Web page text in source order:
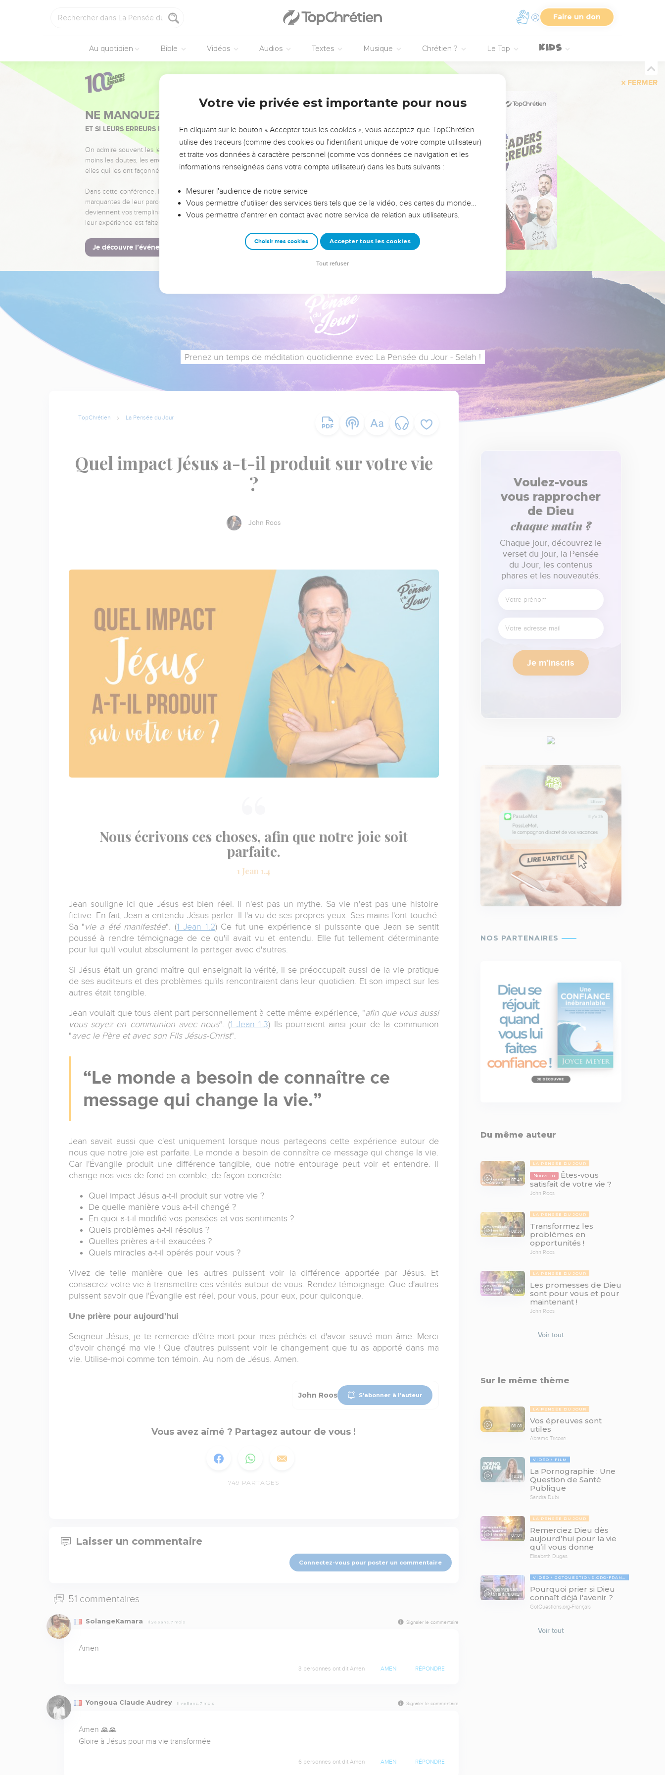
Faire un don
Au quotidien Bible Vidéos Audios Textes Musique Chrétien ? Le Top
FERMER
NE MANQUEZ PAS L’ÉVÉNEMENT DE L’ANNÉE !
ET SI LEURS ERREURS POUVAIENT VOUS ÉVITER LES VOTRES ?
On admire souvent les leaders pour leurs réussites, leur impact, leur foi ou leur vision. Mais on voit
moins les doutes, les erreurs et les saisons difficiles qu'ils ont traversés, alors même que ce sont
elles qui les ont façonnés.
Dans cette conférence, leaders, entrepreneurs, et responsables reviennent sur les erreurs
marquantes de leur parcours et les clés pour avancer avec plus de sagesse afin que leurs erreurs
deviennent vos tremplins. Que vous guidiez un ministère, une équipe, un groupe ou une famille,
leur expérience est faite pour vous.
Je découvre l’événement
Prenez un temps de méditation quotidienne avec La Pensée du Jour - Selah !
TopChrétien La Pensée du Jour
Quel impact Jésus a-t-il produit sur votre vie
?
John Roos
Nous écrivons ces choses, afin que notre joie soit
parfaite.
1 Jean 1.4
Jean souligne ici que Jésus est bien réel. Il n'est pas un mythe. Sa vie n'est pas une histoire
fictive. En fait, Jean a entendu Jésus parler. Il l'a vu de ses propres yeux. Ses mains l'ont touché.
Sa "vie a été manifestée". (1 Jean 1.2) Ce fut une expérience si puissante que Jean se sentit
poussé à rendre témoignage de ce qu'il avait vu et entendu. Elle fut tellement déterminante
pour lui qu'il voulut absolument la partager avec d'autres.
Si Jésus était un grand maître qui enseignait la vérité, il se préoccupait aussi de la vie pratique
de ses auditeurs et des problèmes qu'ils rencontraient dans leur quotidien. Et son impact sur les
autres était tangible.
Jean voulait que tous aient part personnellement à cette même expérience, "afin que vous aussi
vous soyez en communion avec nous". (1 Jean 1.3) Ils pourraient ainsi jouir de la communion
"avec le Père et avec son Fils Jésus-Christ".
Le monde a besoin de connaître ce
message qui change la vie.
Jean savait aussi que c'est uniquement lorsque nous partageons cette expérience autour de
nous que notre joie est parfaite. Le monde a besoin de connaître ce message qui change la vie.
Car l'Évangile produit une différence tangible, que notre entourage peut voir et entendre. Il
change nos vies de fond en comble, de façon concrète.
Quel impact Jésus a-t-il produit sur votre vie ?
De quelle manière vous a-t-il changé ?
En quoi a-t-il modifié vos pensées et vos sentiments ?
Quels problèmes a-t-il résolus ?
Quelles prières a-t-il exaucées ?
Quels miracles a-t-il opérés pour vous ?
Vivez de telle manière que les autres puissent voir la différence apportée par Jésus. Et
consacrez votre vie à transmettre ces vérités autour de vous. Rendez témoignage. Que d'autres
puissent savoir que l'Évangile est réel, pour vous, pour eux, pour quiconque.
Une prière pour aujourd'hui
Seigneur Jésus, je te remercie d'être mort pour mes péchés et d'avoir sauvé mon âme. Merci
d'avoir changé ma vie ! Que d'autres puissent voir le changement que tu as apporté dans ma
vie. Utilise-moi comme ton témoin. Au nom de Jésus. Amen.
John Roos S'abonner à l'auteur
Vous avez aimé ? Partagez autour de vous !
749 PARTAGES
Laisser un commentaire
Connectez-vous pour poster un commentaire
51 commentaires
SolangeKamara Il y a 5 ans, 7 mois Signaler le commentaire
Amen
3 personnes ont dit Amen AMEN RÉPONDRE
Yongoua Claude Audrey Il y a 5 ans, 7 mois Signaler le commentaire
Amen 🙏🙏
Gloire à Jésus pour ma vie transformée
6 personnes ont dit Amen AMEN RÉPONDRE
Voulez-vous
vous rapprocher
de Dieu
chaque matin ?
Chaque jour, découvrez le
verset du jour, la Pensée
du Jour, les contenus
phares et les nouveautés.
Je m'inscris
Du même auteur
07:49
LA PENSÉE DU JOUR
Nouveau
Êtes-vous
satisfait de votre vie ?
John Roos
08:36
LA PENSÉE DU JOUR
Transformez les
problèmes en
opportunités !
John Roos
07:07
LA PENSÉE DU JOUR
Les promesses de Dieu
sont pour vous et pour
maintenant !
John Roos
Voir tout
Sur le même thème
08:08
LA PENSÉE DU JOUR
Vos épreuves sont
utiles
Abramo Tricoire
18:39
VIDÉO FILM
La Pornographie : Une
Question de Santé
Publique
Sandra Dubi
07:04
LA PENSÉE DU JOUR
Remerciez Dieu dès
aujourd’hui pour la vie
qu’il vous donne
Elisabeth Dugas
04:24
VIDÉO GOTQUESTIONS.ORG-FRANÇAIS
Pourquoi prier si Dieu
connaît déjà l'avenir ?
GotQuestions.org-Français
Voir tout
Votre vie privée est importante pour nous
En cliquant sur le bouton « Accepter tous les cookies », vous acceptez que TopChrétien
utilise des traceurs (comme des cookies ou l'identifiant unique de votre compte utilisateur)
et traite vos données à caractère personnel (comme vos données de navigation et les
informations renseignées dans votre compte utilisateur) dans les buts suivants :
Mesurer l'audience de notre service
Vous permettre d'utiliser des services tiers tels que de la vidéo, des cartes du monde…
Vous permettre d'entrer en contact avec notre service de relation aux utilisateurs.
Choisir mes cookies Accepter tous les cookies
Tout refuser